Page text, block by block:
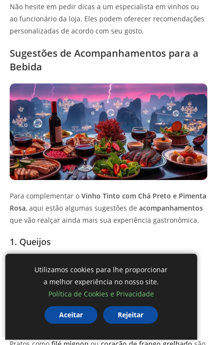
Não hesite em pedir dicas a um especialista em vinhos ou
ao funcionário da loja. Eles podem oferecer recomendações
personalizadas de acordo com seu gosto.
Sugestões de Acompanhamentos para a
Bebida
Para complementar o Vinho Tinto com Chá Preto e Pimenta
Rosa, aqui estão algumas sugestões de acompanhamentos
que vão realçar ainda mais sua experiência gastronômica.
1. Queijos
combinam perfeitamente com a riqueza do vinho. A
intensidade dos queijos realça os sabores do vinho e a
2. Carnes Grelhadas
Utilizamos cookies para lhe proporcionar
a melhor experiência no nosso site.
Política de Cookies e Privacidade
Aceitar Rejeitar